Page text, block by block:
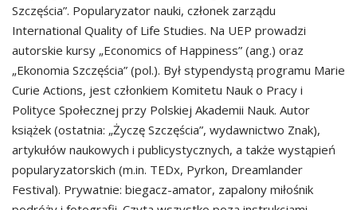
Szczęścia”. Popularyzator nauki, członek zarządu
International Quality of Life Studies. Na UEP prowadzi
autorskie kursy „Economics of Happiness” (ang.) oraz
„Ekonomia Szczęścia” (pol.). Był stypendystą programu Marie
Curie Actions, jest członkiem Komitetu Nauk o Pracy i
Polityce Społecznej przy Polskiej Akademii Nauk. Autor
książek (ostatnia: „Życzę Szczęścia”, wydawnictwo Znak),
artykułów naukowych i publicystycznych, a także wystąpień
popularyzatorskich (m.in. TEDx, Pyrkon, Dreamlander
Festival). Prywatnie: biegacz-amator, zapalony miłośnik